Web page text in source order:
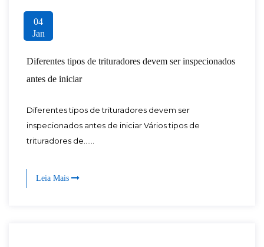
04
Jan
Diferentes tipos de trituradores devem ser inspecionados
antes de iniciar
Diferentes tipos de trituradores devem ser
inspecionados antes de iniciar Vários tipos de
trituradores de......
Leia Mais